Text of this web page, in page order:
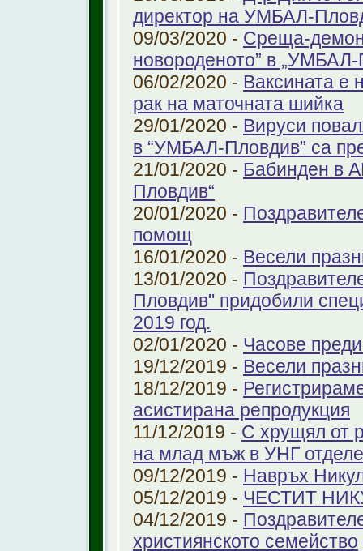
директор на УМБАЛ-
09/03/2020 - Среща-
новороденото” в „УМБАЛ-
06/02/2020 - Ваксината е
рак на маточната шийка
29/01/2020 - Вируси
в “УМБАЛ-Пловдив” са
21/01/2020 - Бабинден в
Пловдив“
20/01/2020 -
помощ
16/01/2020 - Весели
13/01/2020 -
Пловдив" придобили
2019 год.
02/01/2020 - Часове
19/12/2019 - Весели
18/12/2019 -
aсистирана репродукция
11/12/2019 - С хрущял от
на млад мъж в УНГ
09/12/2019 - Навръх
05/12/2019 - ЧЕСТИТ
04/12/2019 -
християнското семейство